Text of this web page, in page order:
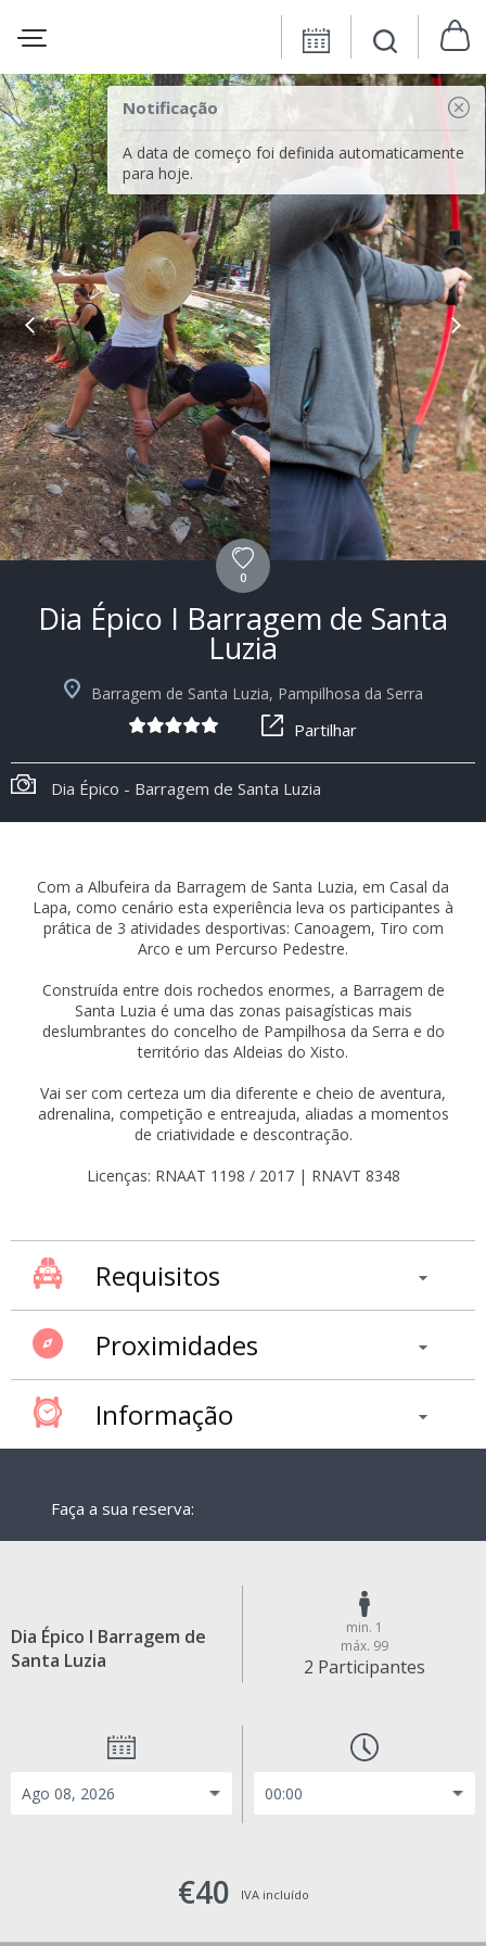
Notificação
A data de começo foi definida automaticamente
para hoje.
0
Dia Épico I Barragem de Santa
Luzia
Barragem de Santa Luzia, Pampilhosa da Serra
Partilhar
Dia Épico - Barragem de Santa Luzia
Com a Albufeira da Barragem de Santa Luzia, em Casal da
Lapa, como cenário esta experiência leva os participantes à
prática de 3 atividades desportivas: Canoagem, Tiro com
Arco e um Percurso Pedestre.
Construída entre dois rochedos enormes, a Barragem de
Santa Luzia é uma das zonas paisagísticas mais
deslumbrantes do concelho de Pampilhosa da Serra e do
território das Aldeias do Xisto.
Vai ser com certeza um dia diferente e cheio de aventura,
adrenalina, competição e entreajuda, aliadas a momentos
de criatividade e descontração.
Licenças: RNAAT 1198 / 2017 | RNAVT 8348
Requisitos
Proximidades
Informação
Faça a sua reserva:
Dia Épico I Barragem de
Santa Luzia
min. 1
máx. 99
2 Participantes
€40 IVA incluído